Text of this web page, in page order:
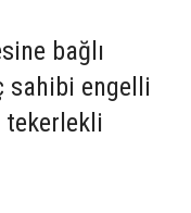
bağlı
sahibi engelli